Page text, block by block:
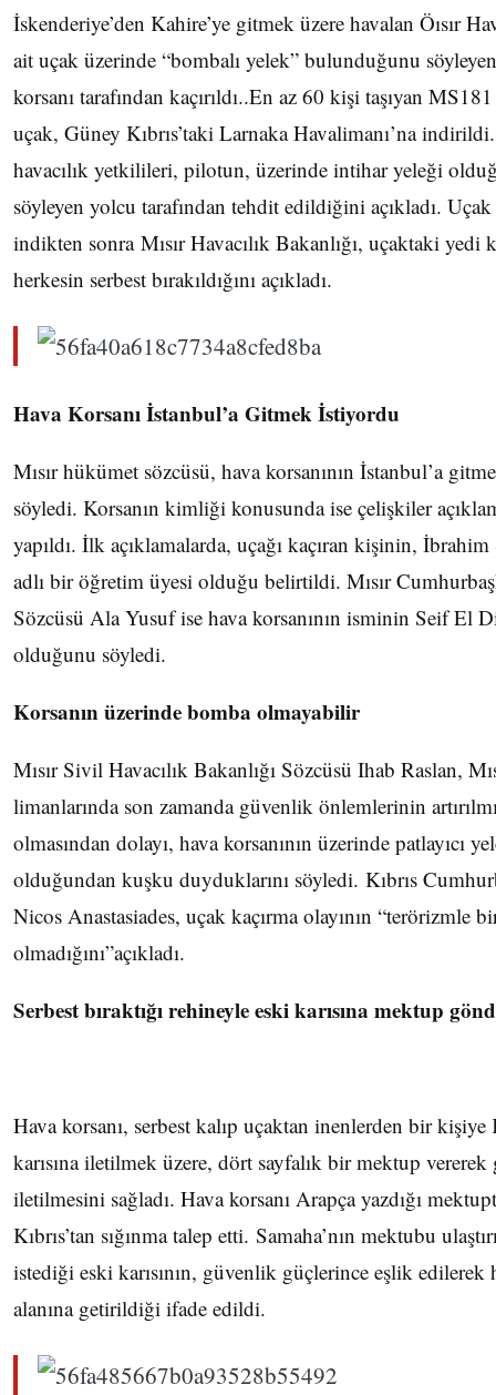
İskenderiye’den Kahire’ye gitmek üzere havalan Öısır
ait uçak üzerinde “bombalı yelek” bulunduğunu
korsanı tarafından kaçırıldı..En az 60 kişi taşıyan MS181
uçak, Güney Kıbrıs’taki Larnaka Havalimanı’na indirildi.
havacılık yetkilileri, pilotun, üzerinde intihar yeleği
söyleyen yolcu tarafından tehdit edildiğini açıkladı. Uçak
indikten sonra Mısır Havacılık Bakanlığı, uçaktaki yedi
herkesin serbest bırakıldığını açıkladı.
Hava Korsanı İstanbul’a Gitmek İstiyordu
Mısır hükümet sözcüsü, hava korsanının İstanbul’a
söyledi. Korsanın kimliği konusunda ise çelişkiler
yapıldı. İlk açıklamalarda, uçağı kaçıran kişinin, İbrahim
adlı bir öğretim üyesi olduğu belirtildi. Mısır
Sözcüsü Ala Yusuf ise hava korsanının isminin Seif El
olduğunu söyledi.
Korsanın üzerinde bomba olmayabilir
Mısır Sivil Havacılık Bakanlığı Sözcüsü Ihab Raslan,
limanlarında son zamanda güvenlik önlemlerinin
olmasından dolayı, hava korsanının üzerinde patlayıcı
olduğundan kuşku duyduklarını söyledi. Kıbrıs
Nicos Anastasiades, uçak kaçırma olayının “terörizmle
olmadığını”açıkladı.
Serbest bıraktığı rehineyle eski karısına mektup
Hava korsanı, serbest kalıp uçaktan inenlerden bir kişiye
karısına iletilmek üzere, dört sayfalık bir mektup
iletilmesini sağladı. Hava korsanı Arapça yazdığı
Kıbrıs’tan sığınma talep etti. Samaha’nın mektubu
istediği eski karısının, güvenlik güçlerince eşlik edilerek
alanına getirildiği ifade edildi.